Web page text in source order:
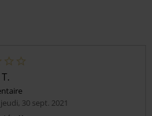
30 sept. 2021